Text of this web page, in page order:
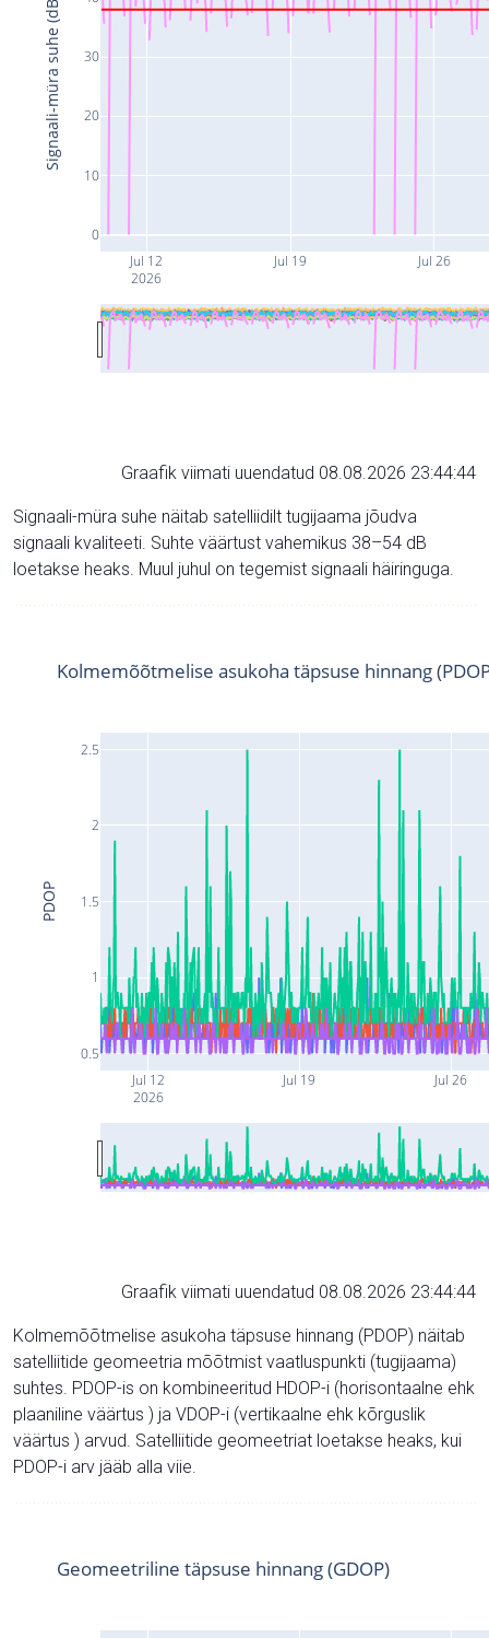
Jul 12
2026
Jul 19 Jul 26
0
10
20
30
Signaali-müra suhe (dB)
Graafik viimati uuendatud 08.08.2026 23:44:44
Signaali-müra suhe näitab satelliidilt tugijaama jõudva
signaali kvaliteeti. Suhte väärtust vahemikus 38–54 dB
loetakse heaks. Muul juhul on tegemist signaali häiringuga.
Jul 12
2026
Jul 19 Jul 26
0.5
1
1.5
2
2.5
Kolmemõõtmelise asukoha täpsuse hinnang
PDOP
Graafik viimati uuendatud 08.08.2026 23:44:44
Kolmemõõtmelise asukoha täpsuse hinnang (PDOP) näitab
satelliitide geomeetria mõõtmist vaatluspunkti (tugijaama)
suhtes. PDOP-is on kombineeritud HDOP-i (horisontaalne ehk
plaaniline väärtus ) ja VDOP-i (vertikaalne ehk kõrguslik
väärtus ) arvud. Satelliitide geomeetriat loetakse heaks, kui
PDOP-i arv jääb alla viie.
Geomeetriline täpsuse hinnang (GDOP)